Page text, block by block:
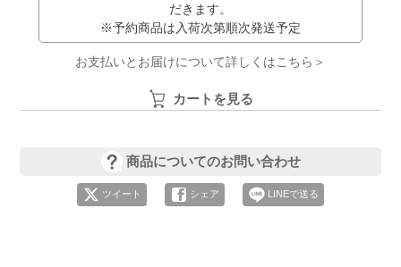
だきます。
※予約商品は入荷次第順次発送予定
お支払いとお届けについて詳しくはこちら＞
カートを見る
商品についてのお問い合わせ
ツイート シェア LINEで送る